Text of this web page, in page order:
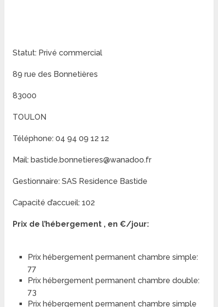
Statut: Privé commercial
89 rue des Bonnetières
83000
TOULON
Téléphone: 04 94 09 12 12
Mail: bastide.bonnetieres@wanadoo.fr
Gestionnaire: SAS Residence Bastide
Capacité d’accueil: 102
Prix de l’hébergement , en €/jour:
Prix hébergement permanent chambre simple:
77
Prix hébergement permanent chambre double:
73
Prix hébergement permanent chambre simple